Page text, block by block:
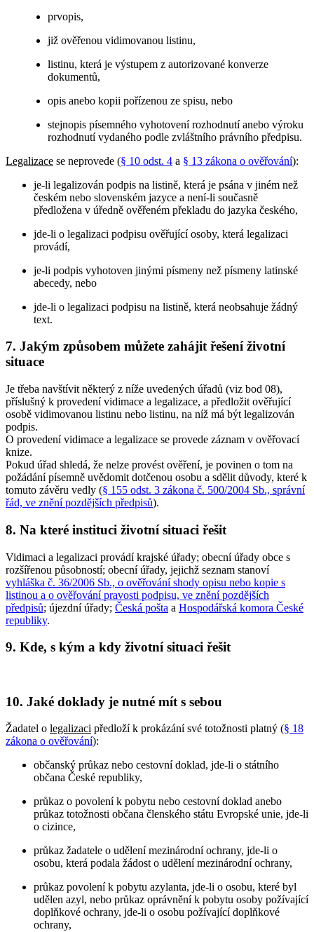
prvopis,
již ověřenou vidimovanou listinu,
listinu, která je výstupem z autorizované konverze
dokumentů,
opis anebo kopii pořízenou ze spisu, nebo
stejnopis písemného vyhotovení rozhodnutí anebo výroku
rozhodnutí vydaného podle zvláštního právního předpisu.
Legalizace se neprovede (§ 10 odst. 4 a § 13 zákona o ověřování):
je-li legalizován podpis na listině, která je psána v jiném než
českém nebo slovenském jazyce a není-li současně
předložena v úředně ověřeném překladu do jazyka českého,
jde-li o legalizaci podpisu ověřující osoby, která legalizaci
provádí,
je-li podpis vyhotoven jinými písmeny než písmeny latinské
abecedy, nebo
jde-li o legalizaci podpisu na listině, která neobsahuje žádný
text.
7. Jakým způsobem můžete zahájit řešení životní
situace
Je třeba navštívit některý z níže uvedených úřadů (viz bod 08),
příslušný k provedení vidimace a legalizace, a předložit ověřující
osobě vidimovanou listinu nebo listinu, na níž má být legalizován
podpis.
O provedení vidimace a legalizace se provede záznam v ověřovací
knize.
Pokud úřad shledá, že nelze provést ověření, je povinen o tom na
požádání písemně uvědomit dotčenou osobu a sdělit důvody, které k
tomuto závěru vedly (§ 155 odst. 3 zákona č. 500/2004 Sb., správní
řád, ve znění pozdějších předpisů).
8. Na které instituci životní situaci řešit
Vidimaci a legalizaci provádí krajské úřady; obecní úřady obce s
rozšířenou působností; obecní úřady, jejichž seznam stanoví
vyhláška č. 36/2006 Sb., o ověřování shody opisu nebo kopie s
listinou a o ověřování pravosti podpisu, ve znění pozdějších
předpisů; újezdní úřady; Česká pošta a Hospodářská komora České
republiky.
9. Kde, s kým a kdy životní situaci řešit
10. Jaké doklady je nutné mít s sebou
Žadatel o legalizaci předloží k prokázání své totožnosti platný (§ 18
zákona o ověřování):
občanský průkaz nebo cestovní doklad, jde-li o státního
občana České republiky,
průkaz o povolení k pobytu nebo cestovní doklad anebo
průkaz totožnosti občana členského státu Evropské unie, jde-li
o cizince,
průkaz žadatele o udělení mezinárodní ochrany, jde-li o
osobu, která podala žádost o udělení mezinárodní ochrany,
průkaz povolení k pobytu azylanta, jde-li o osobu, které byl
udělen azyl, nebo průkaz oprávnění k pobytu osoby požívající
doplňkové ochrany, jde-li o osobu požívající doplňkové
ochrany,